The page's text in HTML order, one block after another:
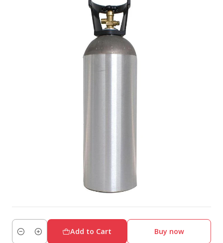
Quantity
Add to Cart Buy now